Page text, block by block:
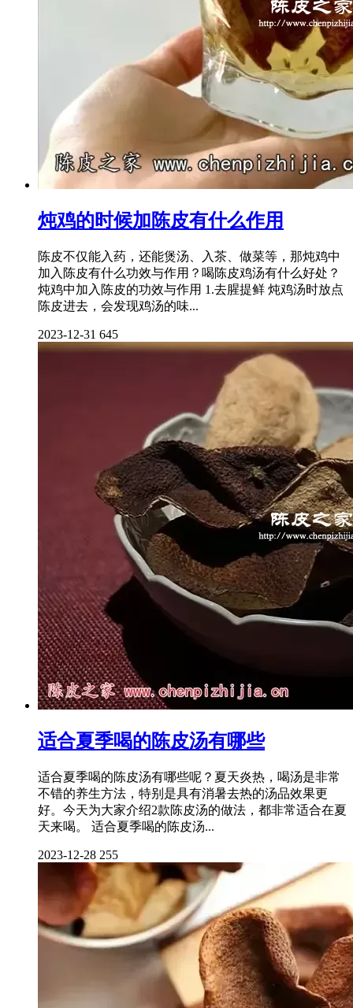
炖鸡的时候加陈皮有什么作用
陈皮不仅能入药，还能煲汤、入茶、做菜等，那炖鸡中
加入陈皮有什么功效与作用？喝陈皮鸡汤有什么好处？
炖鸡中加入陈皮的功效与作用 1.去腥提鲜 炖鸡汤时放点
陈皮进去，会发现鸡汤的味...
2023-12-31 645
适合夏季喝的陈皮汤有哪些
适合夏季喝的陈皮汤有哪些呢？夏天炎热，喝汤是非常
不错的养生方法，特别是具有消暑去热的汤品效果更
好。今天为大家介绍2款陈皮汤的做法，都非常适合在夏
天来喝。 适合夏季喝的陈皮汤...
2023-12-28 255